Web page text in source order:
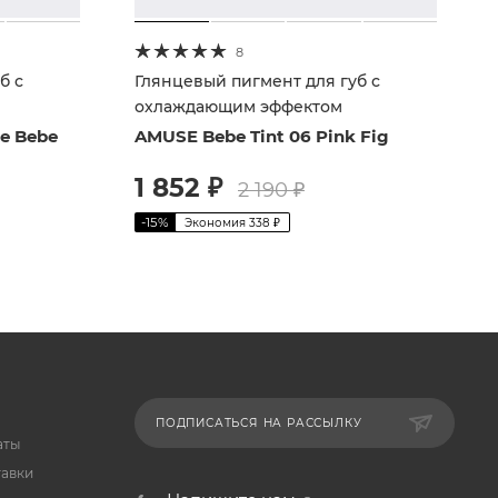
с
Bebe
8
Глянцевый пигмент для губ с
охлаждающим эффектом
AMUSE Bebe Tint 06 Pink Fig
1 852 ₽ 2 190₽
-15% Экономия 338 ₽
ПОДПИСАТЬСЯ НА РАССЫЛКУ